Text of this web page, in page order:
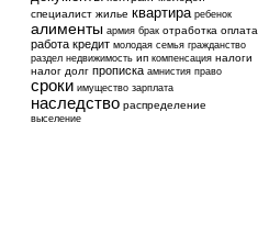
специалист жилье квартира ребенок
алименты армия брак отработка оплата
работа кредит молодая семья гражданство
раздел недвижимость ип компенсация налоги
налог долг прописка амнистия право
сроки имущество зарплата
наследство распределение
выселение